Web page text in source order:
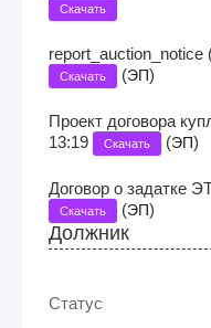
Скачать
report_auction_notice
Скачать (ЭП)
Проект договора
13:19
Скачать (ЭП)
Договор о задатке
Скачать (ЭП)
Должник
Статус